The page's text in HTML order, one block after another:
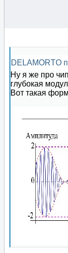
DELAMORTO
Ну я же про
глубокая
Вот такая